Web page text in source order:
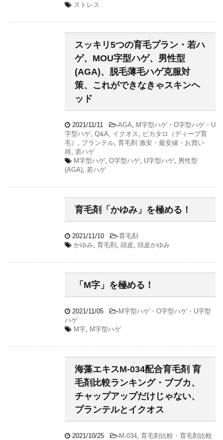
ストレス
スッキリ5つの育毛プラン・若ハ
ゲ、MOU字型ハゲ、男性型
(AGA)、脱毛薄毛ハゲ克服対
策、これができなきゃスキンヘ
ッド
2021/11/11 -AGA
M字型ハゲ・O字型ハゲ・U
字型ハゲ Q&A イクオス
ピカタロ（ディープ育
毛）
プランテル 育毛剤 激安・最安値・お買い
得 若ハゲ
M字型ハゲ O字型ハゲ U字型ハゲ 男性型
(AGA) 若ハゲ
育毛剤「かゆみ」を極める！
2021/11/10 -育毛剤
かゆみ 育毛剤 頭皮 頭皮かゆみ
「M字」を極める！
2021/11/05 -M字型ハゲ・O字型ハゲ・U字型
ハゲ
M字
M字型ハゲ
海藻エキスM-034配合育毛剤 育
毛剤比較ランキング・ブブカ、
チャップアップだけじゃない、
プランテルとイクオス
2021/10/25 -M-034 育毛剤比較・育毛剤比較